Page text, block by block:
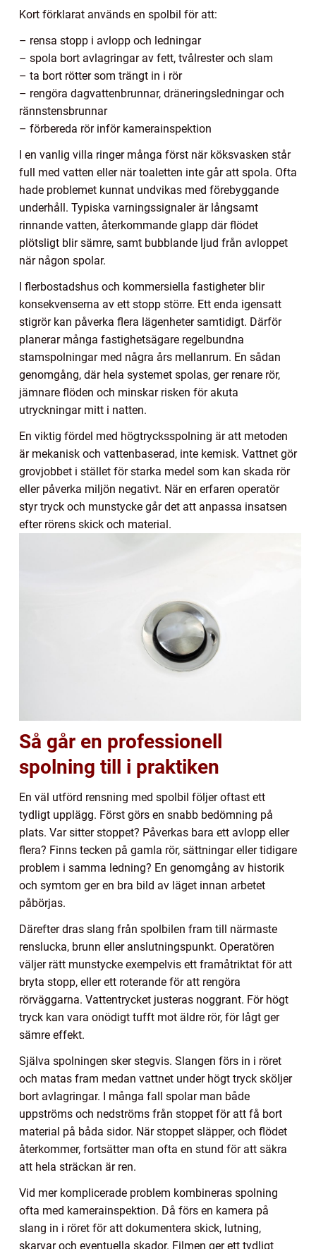
Kort förklarat används en spolbil för att:
– rensa stopp i avlopp och ledningar
– spola bort avlagringar av fett, tvålrester och slam
– ta bort rötter som trängt in i rör
– rengöra dagvattenbrunnar, dräneringsledningar och
rännstensbrunnar
– förbereda rör inför kamerainspektion
I en vanlig villa ringer många först när köksvasken står
full med vatten eller när toaletten inte går att spola. Ofta
hade problemet kunnat undvikas med förebyggande
underhåll. Typiska varningssignaler är långsamt
rinnande vatten, återkommande glapp där flödet
plötsligt blir sämre, samt bubblande ljud från avloppet
när någon spolar.
I flerbostadshus och kommersiella fastigheter blir
konsekvenserna av ett stopp större. Ett enda igensatt
stigrör kan påverka flera lägenheter samtidigt. Därför
planerar många fastighetsägare regelbundna
stamspolningar med några års mellanrum. En sådan
genomgång, där hela systemet spolas, ger renare rör,
jämnare flöden och minskar risken för akuta
utryckningar mitt i natten.
En viktig fördel med högtrycksspolning är att metoden
är mekanisk och vattenbaserad, inte kemisk. Vattnet gör
grovjobbet i stället för starka medel som kan skada rör
eller påverka miljön negativt. När en erfaren operatör
styr tryck och munstycke går det att anpassa insatsen
efter rörens skick och material.
Så går en professionell
spolning till i praktiken
En väl utförd rensning med spolbil följer oftast ett
tydligt upplägg. Först görs en snabb bedömning på
plats. Var sitter stoppet? Påverkas bara ett avlopp eller
flera? Finns tecken på gamla rör, sättningar eller tidigare
problem i samma ledning? En genomgång av historik
och symtom ger en bra bild av läget innan arbetet
påbörjas.
Därefter dras slang från spolbilen fram till närmaste
renslucka, brunn eller anslutningspunkt. Operatören
väljer rätt munstycke exempelvis ett framåtriktat för att
bryta stopp, eller ett roterande för att rengöra
rörväggarna. Vattentrycket justeras noggrant. För högt
tryck kan vara onödigt tufft mot äldre rör, för lågt ger
sämre effekt.
Själva spolningen sker stegvis. Slangen förs in i röret
och matas fram medan vattnet under högt tryck sköljer
bort avlagringar. I många fall spolar man både
uppströms och nedströms från stoppet för att få bort
material på båda sidor. När stoppet släpper, och flödet
återkommer, fortsätter man ofta en stund för att säkra
att hela sträckan är ren.
Vid mer komplicerade problem kombineras spolning
ofta med kamerainspektion. Då förs en kamera på
slang in i röret för att dokumentera skick, lutning,
skarvar och eventuella skador. Filmen ger ett tydligt